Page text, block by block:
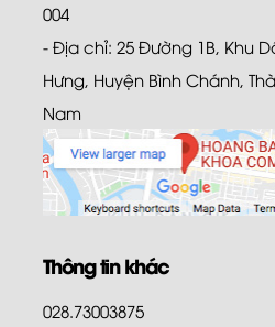
004
- Địa chỉ: 25 Đường 1B, Khu
Hưng, Huyện Bình Chánh,
Nam
Thông tin khác
028.73003875